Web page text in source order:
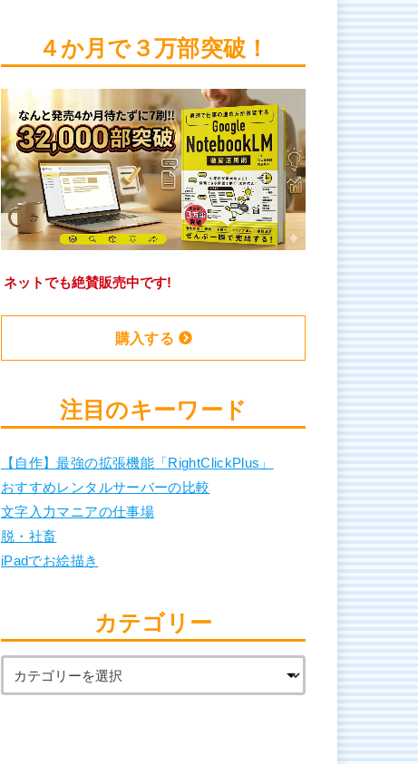
４か月で３万部突破！
ネットでも絶賛販売中です!
購入する
注目のキーワード
【自作】最強の拡張機能「RightClickPlus」
おすすめレンタルサーバーの比較
文字入力マニアの仕事場
脱・社畜
iPadでお絵描き
カテゴリー